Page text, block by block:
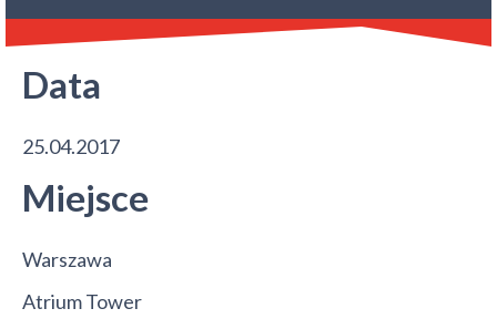
Data
25.04.2017
Miejsce
Warszawa
Atrium Tower